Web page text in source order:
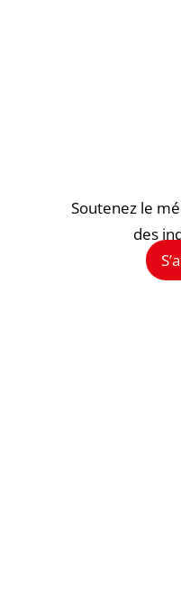
Soutenez le
des